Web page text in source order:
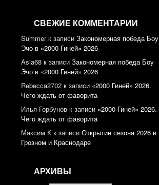
СВЕЖИЕ КОММЕНТАРИИ
Summerк записи Закономерная победа Боу
Эчо в «2000 Гиней» 2026
Asia68 к записи Закономерная победа Боу
Эчо в «2000 Гиней» 2026
Rebecca2702 к записи «2000 Гиней» 2026.
Чего ждать от фаворита
Илья Горбунов к записи «2000 Гиней» 2026.
Чего ждать от фаворита
Максим К к записи Открытие сезона 2026 в
Грозном и Краснодаре
АРХИВЫ